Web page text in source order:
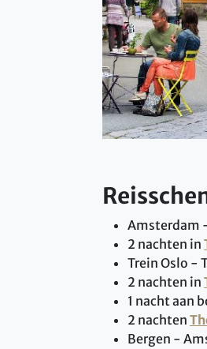
Amsterdam
2 nachten in
Trein Oslo -
2 nachten in
1 nacht aan
2 nachten
Bergen -